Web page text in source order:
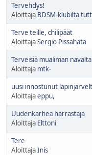
Tervehdys!
Aloittaja BDSM-klubilta
Terve teille, chilipäät
AloittajaSergio Pissahätä
Terveisiä mualiman
Aloittaja mtk-
uusi innostunut
Aloittajaeppu,
Uudenkarhea harrastaja
Aloittaja Elttoni
Tere
AloittajaInis